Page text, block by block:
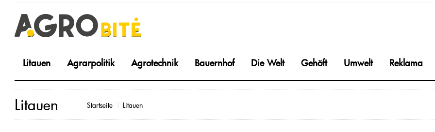
Litauen Agrarpolitik Agrotechnik Bauernhof Die Welt Gehöft Umwelt Reklama
Litauen Startseite Litauen